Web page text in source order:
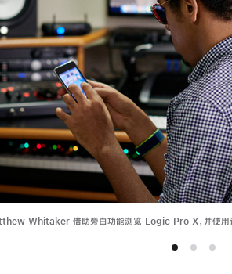
Whitaker 借助旁白功能浏览 Logic Pro X，并使用